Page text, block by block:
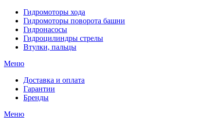
Гидромоторы хода
Гидромоторы поворота башни
Гидронасосы
Гидроцилиндры стрелы
Втулки, пальцы
Меню
Доставка и оплата
Гарантии
Бренды
Меню